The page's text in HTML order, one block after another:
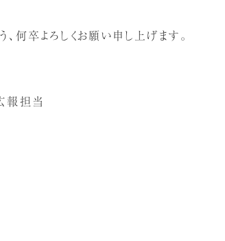
何卒よろしくお願い申し上げます。
報担当